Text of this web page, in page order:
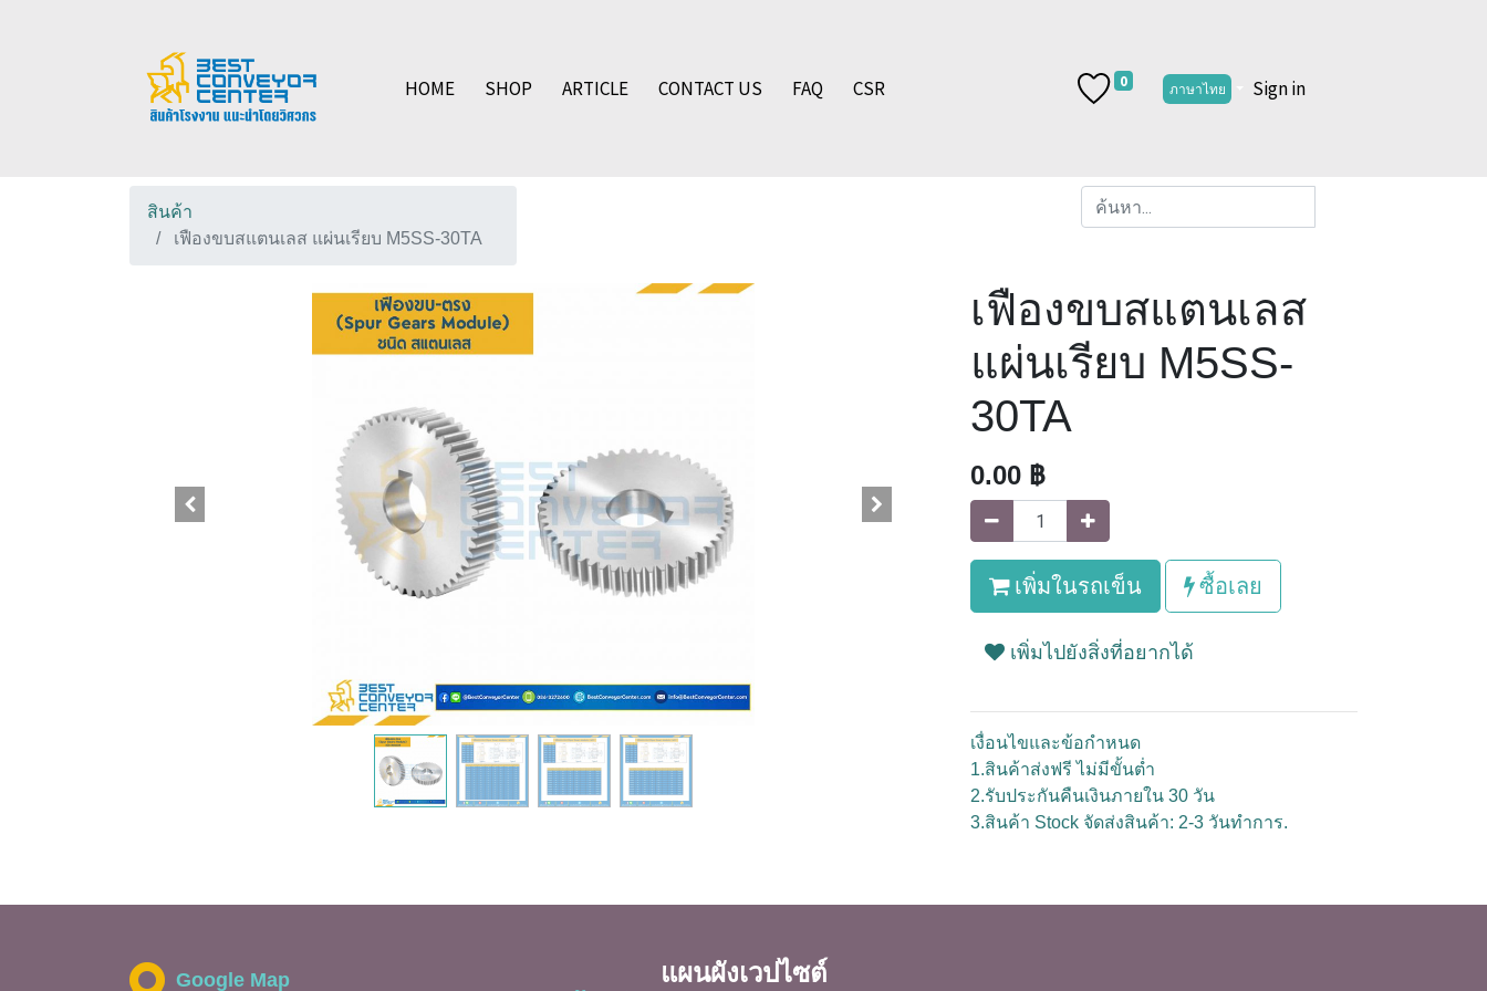
HOME SHOP ARTICLE CONTACT US FAQ CSR 0 ภาษาไทย Sign in
สินค้า
เฟืองขบสแตนเลส แผ่นเรียบ M5SS-30TA
เฟืองขบสแตนเลส
แผ่นเรียบ M5SS-
30TA
0.00 ฿
เพิ่มในรถเข็น ซื้อเลย
เพิ่มไปยังสิ่งที่อยากได้
เงื่อนไขและข้อกำหนด
1.สินค้าส่งฟรี ไม่มีขั้นต่ำ
2.รับประกันคืนเงินภายใน 30 วัน
3.สินค้า Stock จัดส่งสินค้า: 2-3 วันทำการ.
Google Map
แผนผังเวปไซต์